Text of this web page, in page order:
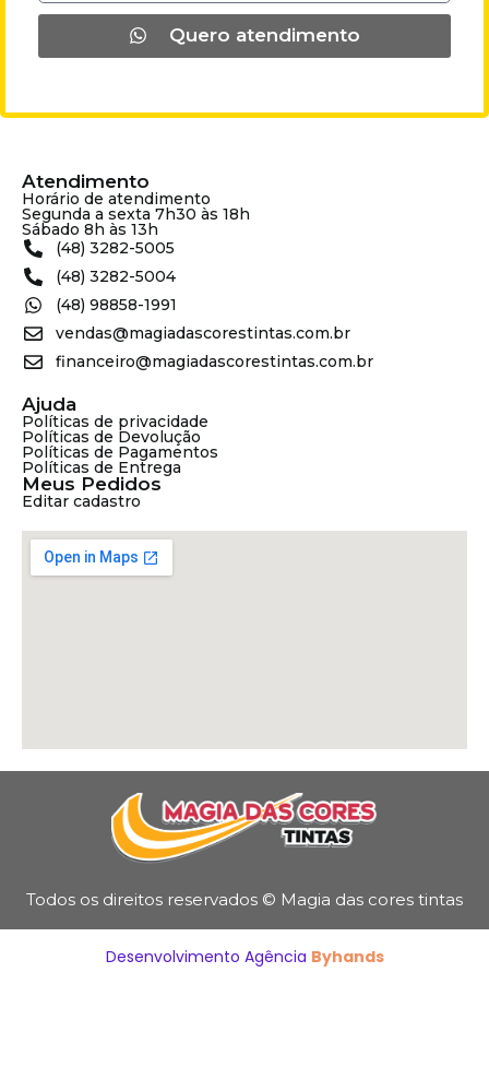
Quero atendimento
Atendimento
Horário de atendimento
Segunda a sexta 7h30 às 18h
Sábado 8h às 13h
(48) 3282-5005
(48) 3282-5004
(48) 98858-1991
vendas@magiadascorestintas.com.br
financeiro@magiadascorestintas.com.br
Ajuda
Políticas de privacidade
Políticas de Devolução
Políticas de Pagamentos
Políticas de Entrega
Meus Pedidos
Editar cadastro
Todos os direitos reservados © Magia das cores tintas
Desenvolvimento Agência Byhands